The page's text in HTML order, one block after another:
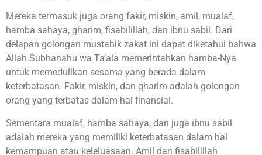
Mereka termasuk juga orang fakir, miskin, amil, mualaf,
hamba sahaya, gharim, fisabilillah, dan ibnu sabil. Dari
delapan golongan mustahik zakat ini dapat diketahui bahwa
Allah Subhanahu wa Ta’ala memerintahkan hamba-Nya
untuk memedulikan sesama yang berada dalam
keterbatasan. Fakir, miskin, dan gharim adalah golongan
orang yang terbatas dalam hal finansial.
Sementara mualaf, hamba sahaya, dan juga ibnu sabil
adalah mereka yang memiliki keterbatasan dalam hal
kemampuan atau keleluasaan. Amil dan fisabilillah